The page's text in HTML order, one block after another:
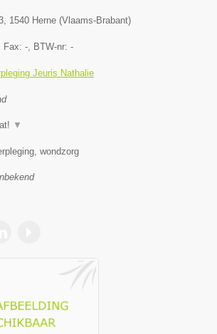
1540 Herne (Vlaams-Brabant)
, Fax: - , BTW-nr: -
Jeuris Nathalie
▼
wondzorg